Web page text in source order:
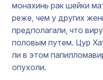
монахинь рак шейки
реже, чем у других
предполагали, что
половым путем. Цур
ли в этом
опухоли.